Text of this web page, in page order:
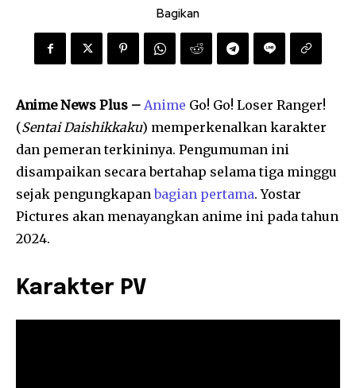
Bagikan
Anime News Plus – Anime Go! Go! Loser Ranger!
(Sentai Daishikkaku) memperkenalkan karakter
dan pemeran terkininya. Pengumuman ini
disampaikan secara bertahap selama tiga minggu
sejak pengungkapanbagian pertama. Yostar
Pictures akan menayangkan anime ini pada tahun
2024.
Karakter PV